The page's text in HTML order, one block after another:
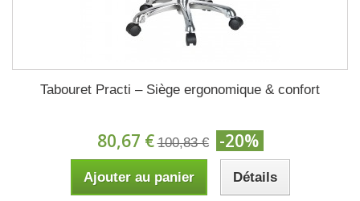
Tabouret Practi – Siège ergonomique & confort
80,67 € 100,83 € -20%
Ajouter au panier Détails